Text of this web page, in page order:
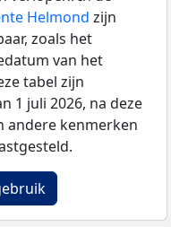
Helmond zijn
zoals het
van het
tabel zijn
1 juli 2026, na deze
andere kenmerken